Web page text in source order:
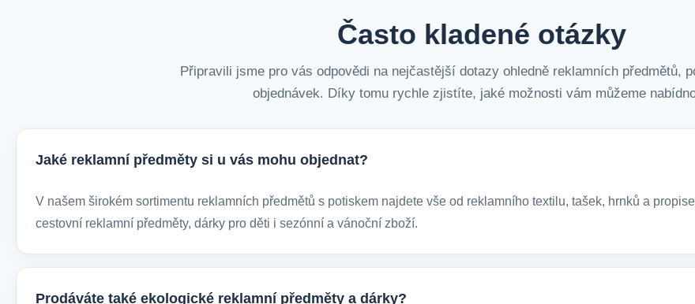
Často kladené otázky
Připravili jsme pro vás odpovědi na nejčastější dotazy ohledně reklamních předmětů,
objednávek. Díky tomu rychle zjistíte, jaké možnosti vám můžeme
Jaké reklamní předměty si u vás mohu objednat?
V našem širokém sortimentu reklamních předmětů s potiskem najdete vše od reklamního textilu, tašek, hrnků a
cestovní reklamní předměty, dárky pro děti i sezónní a vánoční zboží.
Prodáváte také ekologické reklamní předměty a dárky?